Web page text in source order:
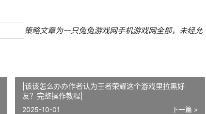
策略文章为一只兔兔游戏网手机游戏网全部，未经允
|该该怎么办办作者认为王者荣耀这个游戏里拉黑好
友？完整操作教程|
下一篇 »
2025-10-01